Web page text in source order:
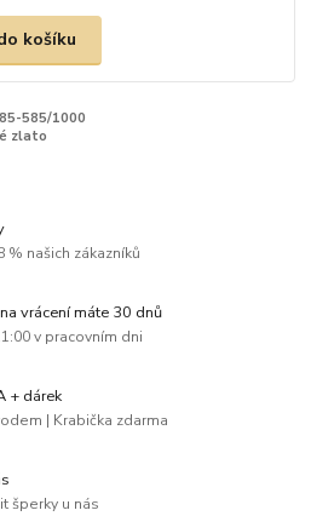
košíku
585/1000
zlato
našich zákazníků
vrácení máte 30 dnů
v pracovním dni
+ dárek
| Krabička zdarma
šperky u nás